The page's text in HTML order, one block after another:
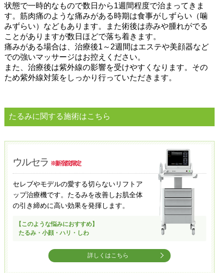
状態で一時的なもので数日から1週間程度で治まってきま
す。筋肉痛のような痛みがある時期は食事がしずらい（噛
みずらい）などもあります。また術後は赤みや腫れがでる
ことがありますが数日ほどで落ち着きます。
痛みがある場合は、治療後1～2週間はエステや美顔器など
での強いマッサージはお控えください。
また、治療後は紫外線の影響を受けやすくなります。その
ため紫外線対策をしっかり行っていただきます。
たるみに関する施術はこちら
ウルセラ ※新宿院限定
セレブやモデルの愛する切らないリフトア
ップ治療機です。 たるみを改善しお肌全体
の引き締めに高い効果を発揮します。
【このような悩みにおすすめ】
たるみ・小顔・ハリ・しわ
詳しくはこちら